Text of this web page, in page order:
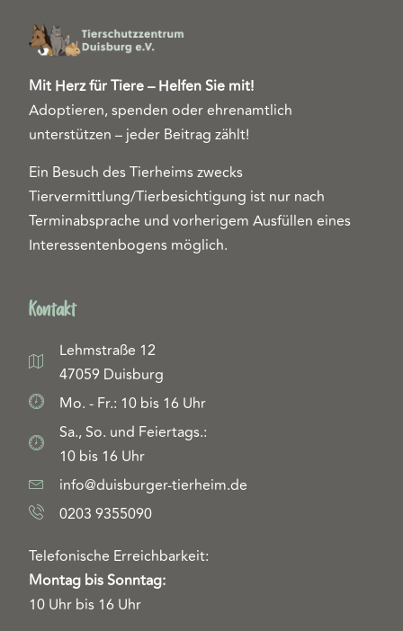
Mit Herz für Tiere – Helfen Sie mit!
Adoptieren, spenden oder ehrenamtlich
unterstützen – jeder Beitrag zählt!
Ein Besuch des Tierheims zwecks
Tiervermittlung/Tierbesichtigung ist nur nach
Terminabsprache und vorherigem Ausfüllen eines
Interessentenbogens möglich.
Kontakt
Lehmstraße 12
47059 Duisburg
Mo. - Fr.: 10 bis 16 Uhr
Sa., So. und Feiertags.:
10 bis 16 Uhr
info@duisburger-tierheim.de
0203 9355090
Telefonische Erreichbarkeit:
Montag bis Sonntag:
10 Uhr bis 16 Uhr